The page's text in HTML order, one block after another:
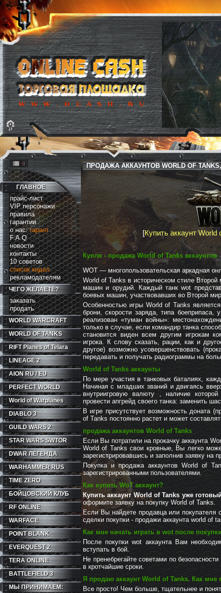
ГЛАВНОЕ
прайс-лист
VIP персонажи
правила
гарантии
о нас:гарант
F.A.Q
новости
контакты
10 советов
список кидал
рекламодателям
ЧЕГО ЖЕЛАЕТЕ?
заказать
продать
WORLD WARCRAFT
WORLD OF TANKS
RIFT Planes of Telara
LINEAGE 2
AION RU / EU
PERFECT WORLD
World of Warplanes
DIABLO 3
GUILD WARS 2
STAR WARS SWTOR
DWAR ЛЕГЕНДА
WARHAMMER RUS
TIME ZERO
БОЙЦОВСКИЙ КЛУБ
RF ONLINE
WARFACE
POINT BLANK
EVERQUEST 2
TERA ONLINE
BATTLEFIELD 3
МЫ ПРИНИМАЕМ:
ПРОДАЖА АККАУНТОВ WORLD OF
[Купить аккаунт World
Купля - продажа World of Tanks аккаунтов
WOT — многопользовательская аркадная
World of Tanks в историческом стиле
машин и орудий. Каждый танк wot
боевых машин, участвовавших во Второй
Особенностью игры World of Tanks
брони, скорости заряда, типа
реализован «туман войны»:
только в случае, если командир танка
становится виден всем другим игрокам
игрока. К слову сказать, рации, как и
другое) возможно усовершенствовать
передавать и получать радиограммы на
World of Tanks аккаунты
По мере участия в танковых баталиях,
Начиная с младших званий и двигаясь
внутриигровую валюту , наличие
провести апгрейд своего танка: заменить
В игре присутствует возможность доната
of Tanks постоянно растет и может
продажа аккаунтов World of Tanks
Если Вы потратили на прокачку аккаунта
World of Tanks свои кровные, Вы легко
зарегистрировавшись и заполнив заявку
Покупка и продажа аккаунтов World of
зарегистрированными пользователями.
Как купить WoT аккаунт?
Купить аккаунт World of Tanks уже
оформите заявку на покупку World of Tanks.
Если Вы найдете продавца или покупателя
сделки покупки - продажи аккаунта world of
Как мне начать играть в wot после
После покупки wot аккаунта Вам
вступать в бой.
Не пренебрегайте советами по
в кротчайшие сроки.
Я продаю аккаунт World of Tanks. Как мне
Все просто! Чем больше, тщательнее и